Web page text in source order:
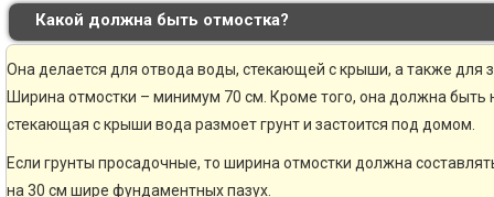
Какой должна быть отмостка?
Она делается для отвода воды, стекающей с крыши, а также для
Ширина отмостки – минимум 70 см. Кроме того, она должна быть
стекающая с крыши вода размоет грунт и застоится под домом.
Если грунты просадочные, то ширина отмостки должна
на 30 см шире фундаментных пазух.